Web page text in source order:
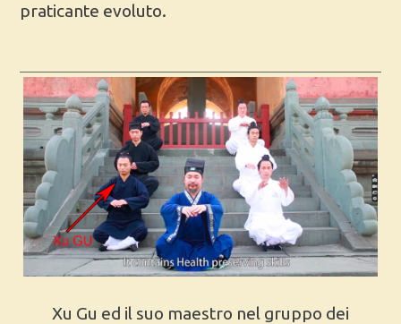
praticante evoluto.
Xu Gu ed il suo maestro nel gruppo dei